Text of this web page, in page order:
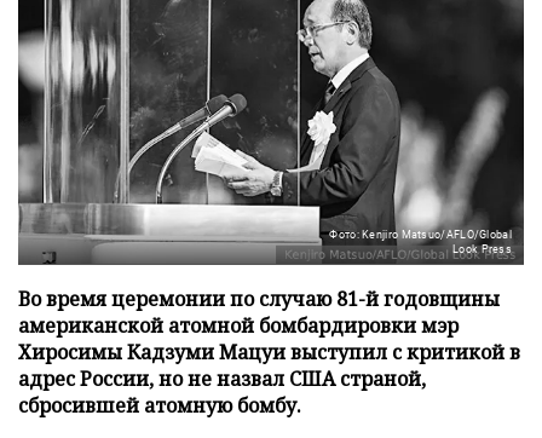
Фото: Kenjiro Matsuo/AFLO/Global
Look Press
Во время церемонии по случаю 81-й годовщины
американской атомной бомбардировки мэр
Хиросимы Кадзуми Мацуи выступил с критикой в
адрес России, но не назвал США страной,
сбросившей атомную бомбу.